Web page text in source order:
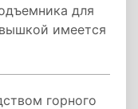
для
имеется
горного